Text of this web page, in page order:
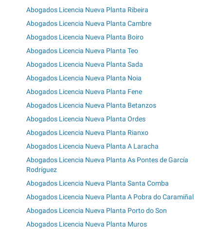
Abogados Licencia Nueva Planta Ribeira
Abogados Licencia Nueva Planta Cambre
Abogados Licencia Nueva Planta Boiro
Abogados Licencia Nueva Planta Teo
Abogados Licencia Nueva Planta Sada
Abogados Licencia Nueva Planta Noia
Abogados Licencia Nueva Planta Fene
Abogados Licencia Nueva Planta Betanzos
Abogados Licencia Nueva Planta Ordes
Abogados Licencia Nueva Planta Rianxo
Abogados Licencia Nueva Planta A Laracha
Abogados Licencia Nueva Planta As Pontes de García
Rodríguez
Abogados Licencia Nueva Planta Santa Comba
Abogados Licencia Nueva Planta A Pobra do Caramiñal
Abogados Licencia Nueva Planta Porto do Son
Abogados Licencia Nueva Planta Muros